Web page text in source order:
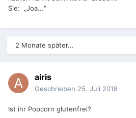
Sie: „Joa...“
2 Monate später...
airis
Geschrieben 25. Juli 2018
Ist ihr Popcorn glutenfrei?